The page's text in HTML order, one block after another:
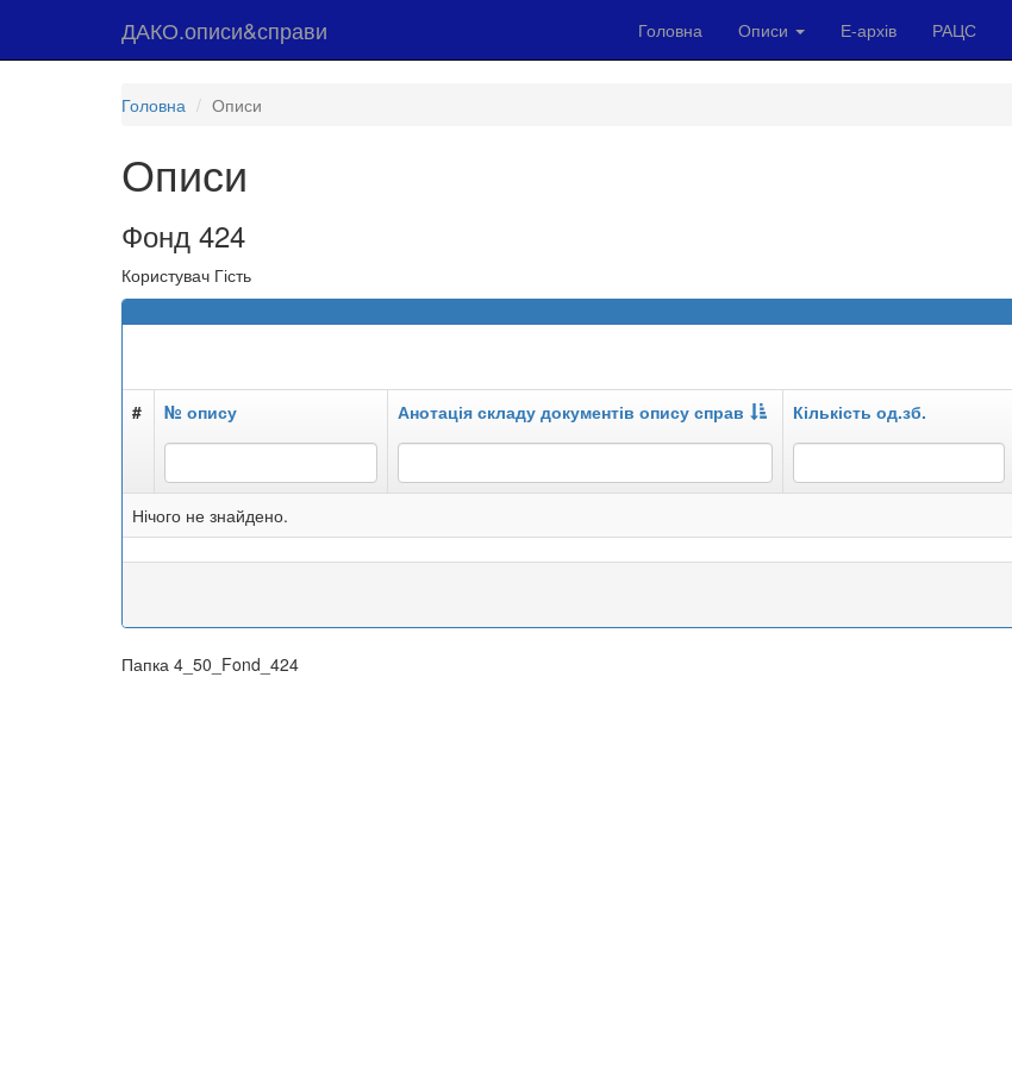
ДАКО.описи&справи Головна Описи Е-архів РАЦС
Головна Описи
Описи
Фонд 424
Користувач Гість
# № опису Анотація складу документів опису справ Кількість од.зб.
Нічого не знайдено.
Папка 4_50_Fond_424